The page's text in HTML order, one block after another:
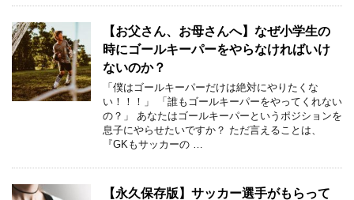
【お父さん、お母さんへ】なぜ小学生の
時にゴールキーパーをやらなければいけ
ないのか？
「僕はゴールキーパーだけは絶対にやりたくな
い！！！」 「誰もゴールキーパーをやってくれない
の？」 あなたはゴールキーパーというポジションを
息子にやらせたいですか？ ただ言えることは、
『GKもサッカーの …
【永久保存版】サッカー選手がもらって